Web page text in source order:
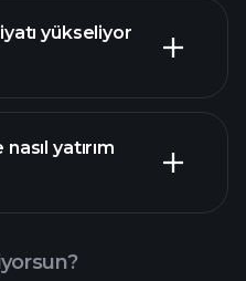
yükseliyor
yatırım